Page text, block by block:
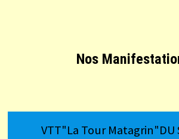
Nos
VTT"La Tour Matagrin"DU